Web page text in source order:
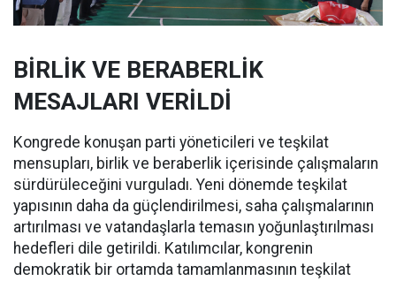
BİRLİK VE BERABERLİK
MESAJLARI VERİLDİ
Kongrede konuşan parti yöneticileri ve teşkilat
mensupları, birlik ve beraberlik içerisinde çalışmaların
sürdürüleceğini vurguladı. Yeni dönemde teşkilat
yapısının daha da güçlendirilmesi, saha çalışmalarının
artırılması ve vatandaşlarla temasın yoğunlaştırılması
hedefleri dile getirildi. Katılımcılar, kongrenin
demokratik bir ortamda tamamlanmasının teşkilat